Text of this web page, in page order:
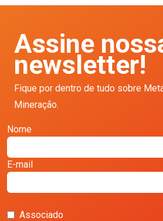
Assine
newsletter!
Fique por dentro de tudo sobre
Mineração.
Nome
E-mail
Associado